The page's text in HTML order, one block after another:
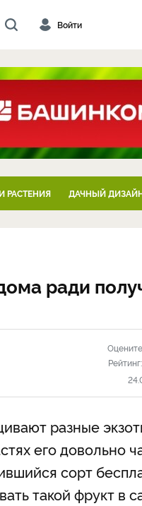
Войти
РАСТЕНИЯ ДАЧНЫЙ
ради
Рейтинг:
разные
его довольно
сорт
такой фрукт в